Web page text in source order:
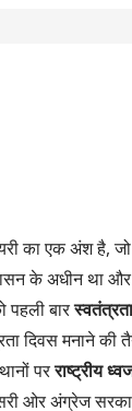
का एक अंश है, जो
के अधीन था और
बार
दिवस मनाने की
परराष्ट्रीय
ओर अंग्रेज